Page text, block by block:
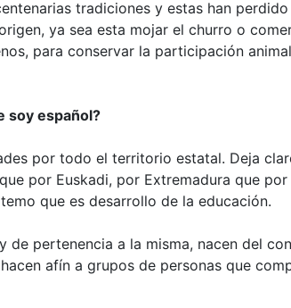
tradiciones y estas han
ya sea esta mojar el churro o
para conservar la participación
soy español?
por todo el territorio estatal. Deja
por Euskadi, por Extremadura que
que es desarrollo de la educación.
de pertenencia a la misma, nacen del
afín a grupos de personas que